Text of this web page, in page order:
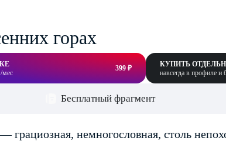
горах
мес
399 ₽
КУПИТЬ
навсегда в профиле и
Бесплатный фрагмент
грациозная, немногословная, столь